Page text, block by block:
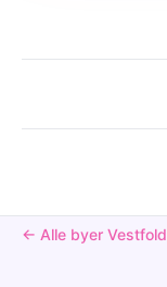
← Alle byer Vestfold